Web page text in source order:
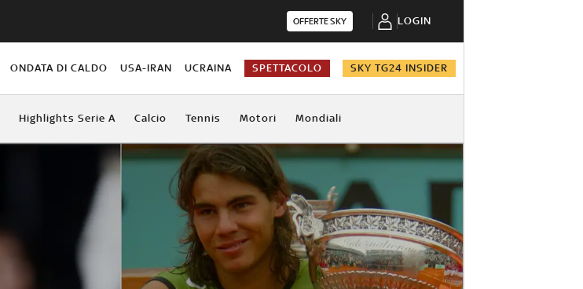
OFFERTE SKY LOGIN
ONDATA DI CALDO USA-IRAN UCRAINA SPETTACOLO SKY TG24 INSIDER
Highlights Serie A Calcio Tennis Motori Mondiali